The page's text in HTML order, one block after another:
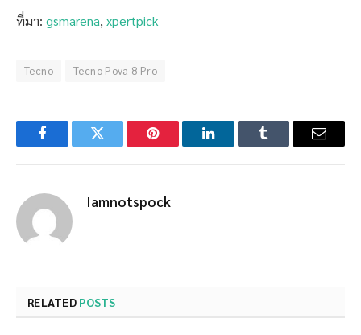
ที่มา: gsmarena, xpertpick
Tecno Tecno Pova 8 Pro
FacebookTwitter Pinterest LinkedInTumblr Email
Iamnotspock
RELATED POSTS